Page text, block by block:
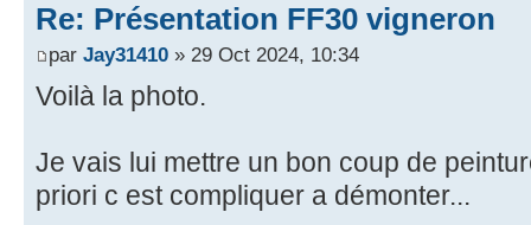
Re: Présentation FF30 vigneron
par Jay31410 » 29 Oct 2024, 10:34
Voilà la photo.
Je vais lui mettre un bon coup de
priori c est compliquer a démonter...